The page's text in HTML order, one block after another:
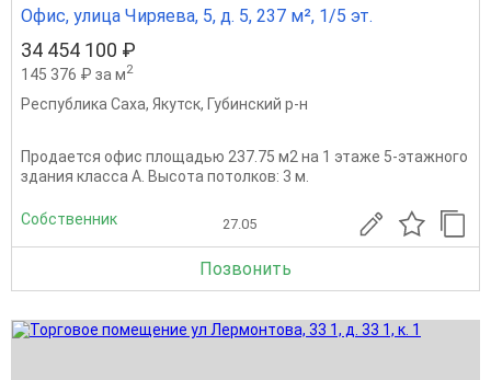
Офис, улица Чиряева, 5, д. 5, 237 м², 1/5 эт.
34 454 100 ₽
145 376 ₽ за м2
Республика Саха, Якутск, Губинский р-н
Продается офис площадью 237.75 м2 на 1 этаже 5-этажного
здания класса A. Высота потолков: 3 м.
Собственник 27.05
Позвонить